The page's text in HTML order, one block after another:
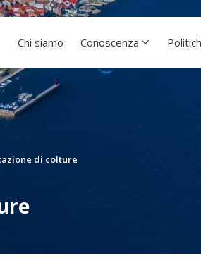
Chi siamo Conoscenza
di colture